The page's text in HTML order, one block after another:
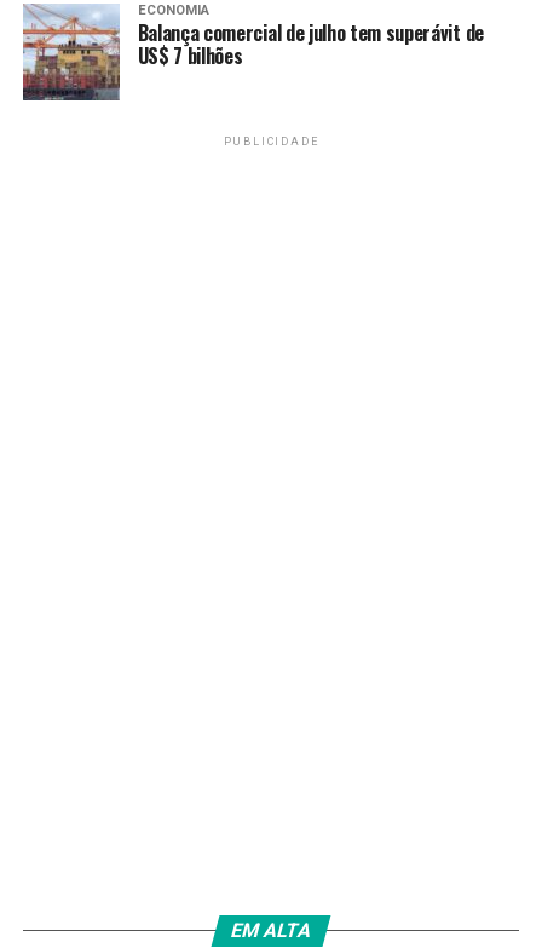
TAGS
PRÓXIMO
ECONOMIA
Balança comercial de julho tem superávit de
US$ 7 bilhões
PUBLICIDADE
EM ALTA